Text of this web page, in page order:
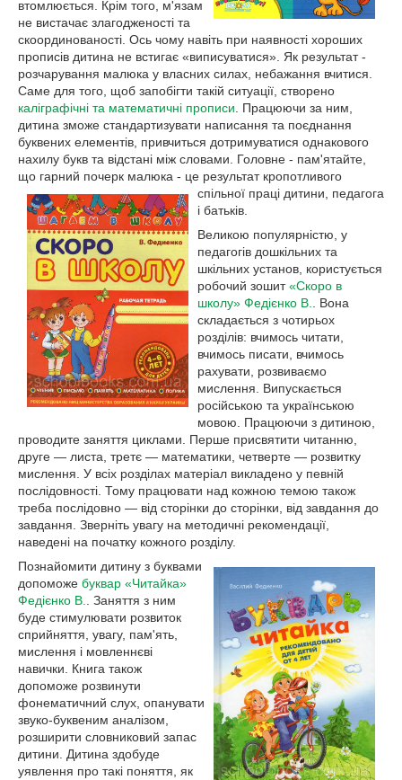
втомлюється. Крім того, м'язам
не вистачає злагодженості та
скоординованості. Ось чому навіть при наявності хороших
прописів дитина не встигає «виписуватися». Як результат -
розчарування малюка у власних силах, небажання вчитися.
Саме для того, щоб запобігти такій ситуації, створено
каліграфічні та математичні прописи . Працюючи за ним,
дитина зможе стандартизувати написання та поєднання
буквених елементів, привчиться дотримуватися однакового
нахилу букв та відстані між словами. Головне - пам'ятайте,
що гарний почерк малюка - це результат кропотливого
спільної праці дитини, педагога
і батьків.
Великою популярністю, у
педагогів дошкільних та
шкільних установ, користується
робочий зошит«Скоро в
школу» Федієнко В.
. Вона
складається з чотирьох
розділів: вчимось читати,
вчимось писати, вчимось
рахувати, розвиваємо
мислення. Випускається
російською та українською
мовою. Працюючи з дитиною,
проводите заняття циклами. Перше присвятити читанню,
друге — листа, третє — математики, четверте — розвитку
мислення. У всіх розділах матеріал викладено у певній
послідовності. Тому працювати над кожною темою також
треба послідовно — від сторінки до сторінки, від завдання до
завдання. Зверніть увагу на методичні рекомендації,
наведені на початку кожного розділу.
Познайомити дитину з буквами
допоможе буквар «Читайка»
Федієнко В.
. Заняття з ним
буде стимулювати розвиток
сприйняття, увагу, пам'ять,
мислення і мовленнєві
навички. Книга також
допоможе розвинути
фонематичний слух, опанувати
звуко-буквеним аналізом,
розширити словниковий запас
дитини. Дитина здобуде
уявлення про такі поняття, як